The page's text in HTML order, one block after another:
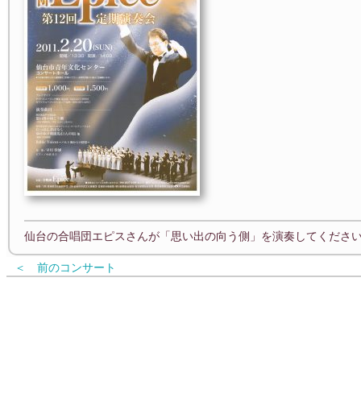
仙台の合唱団エピスさんが「思い出の向う側」を演奏してくださ
＜ 前のコンサート